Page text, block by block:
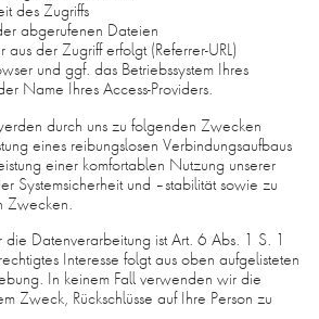
des Zugriffs
abgerufenen Dateien
der Zugriff erfolgt (Referrer-URL)
und ggf. das Betriebssystem Ihres
Name Ihres Access-Providers.
durch uns zu folgenden Zwecken
eines reibungslosen Verbindungsaufbaus
einer komfortablen Nutzung unserer
Systemsicherheit und –stabilität sowie zu
Zwecken.
die Datenverarbeitung ist Art. 6 Abs. 1 S. 1
Interesse folgt aus oben aufgelisteten
In keinem Fall verwenden wir die
Zweck, Rückschlüsse auf Ihre Person zu